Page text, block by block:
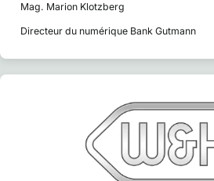
Mag. Marion Klotzberg
Directeur du numérique Bank Gutmann